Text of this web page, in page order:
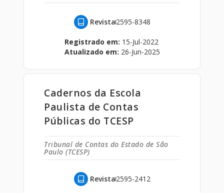
Revista2595-8348
Registrado em: 15-Jul-2022
Atualizado em: 26-Jun-2025
Cadernos da Escola
Paulista de Contas
Públicas do TCESP
Tribunal de Contas do Estado de São
Paulo (TCESP)
Revista2595-2412